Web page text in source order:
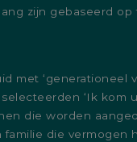
zijn gebaseerd
met
‘Ik
die worden
die vermogen